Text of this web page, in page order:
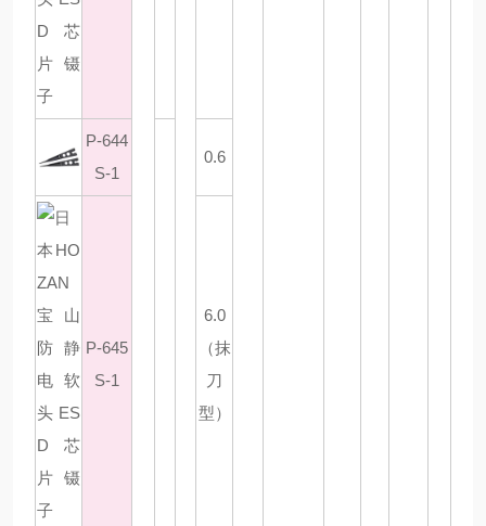
P-644
S-1
0.6
P-645
S-1
6.0
（抹
刀
型）